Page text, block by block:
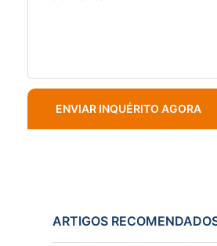
ENVIAR INQUÉRITO AGORA
ARTIGOS